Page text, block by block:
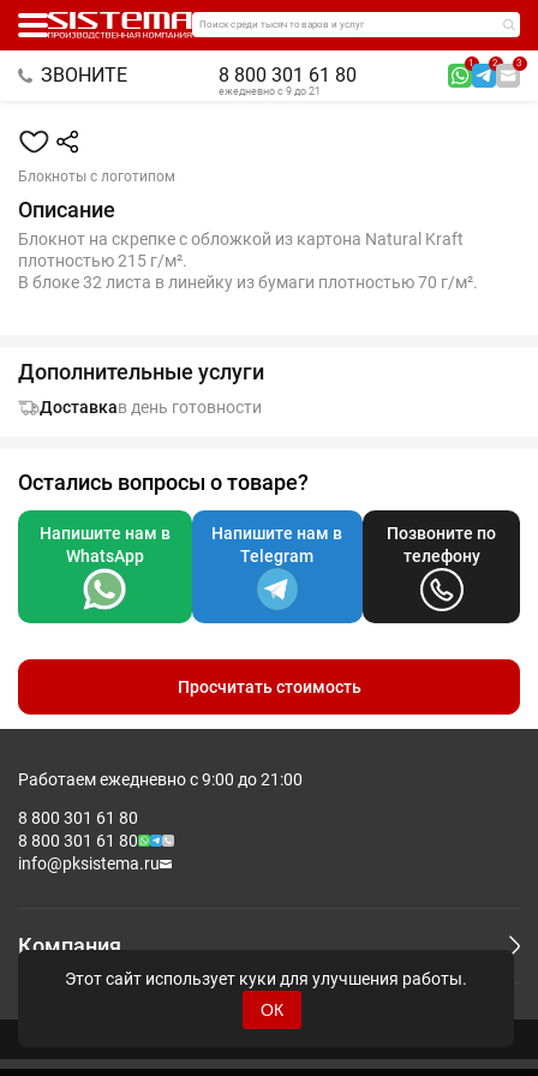
Поиск среди тысяч товаров и услуг
ЗВОНИТЕ 8 800 301 61 80
1 2 3
ежедневно с 9 до 21
Блокноты с логотипом
Описание
Блокнот на скрепке с обложкой из картона Natural Kraft
плотностью 215 г/м².
В блоке 32 листа в линейку из бумаги плотностью 70 г/м².
Дополнительные услуги
Доставкав день готовности
Остались вопросы о товаре?
Напишите нам в
WhatsApp
Напишите нам в
Telegram
Позвоните по
телефону
Просчитать стоимость
Работаем ежедневно с 9:00 до 21:00
8 800 301 61 80
8 800 301 61 80
info@pksistema.ru
Компания
Этот сайт использует куки для улучшения работы.
ОК